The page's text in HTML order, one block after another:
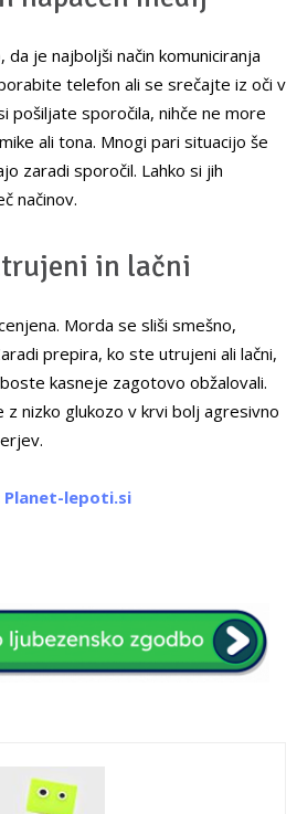
je najboljši način komuniciranja
telefon ali se srečajte iz oči v
pošiljate sporočila, nihče ne more
ali tona. Mnogi pari situacijo še
zaradi sporočil. Lahko si jih
načinov.
in lačni
Morda se sliši smešno,
prepira, ko ste utrujeni ali lačni,
kasneje zagotovo obžalovali.
nizko glukozo v krvi bolj agresivno
Planet-lepoti.si